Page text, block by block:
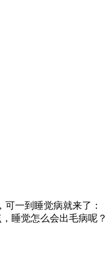
一到睡觉病就来了：
睡觉怎么会出毛病呢？